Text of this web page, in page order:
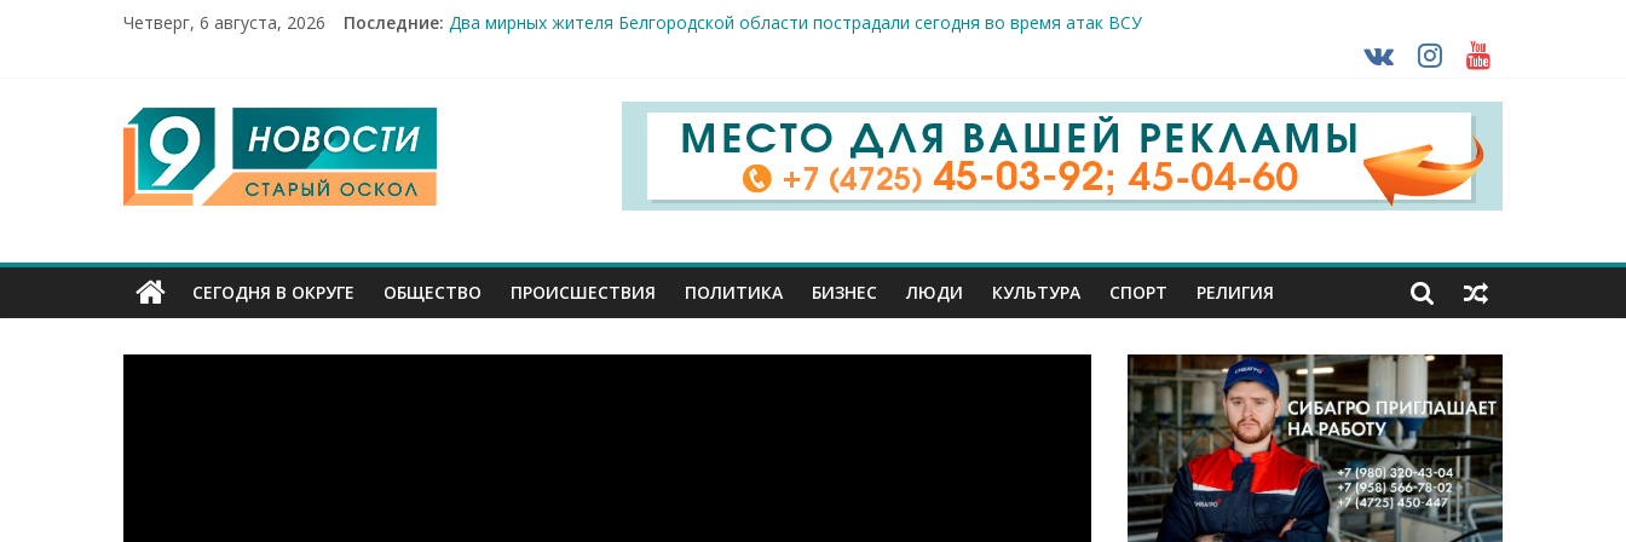
Четверг, 6 августа, 2026 Последние: Два мирных жителя Белгородской области пострадали сегодня во время атак ВСУ
100%-я раскрываемость особо тяжких преступлений: в Старооскольском отделе СК подвели итоги первого полугодия
Рейд по местам несанкционированной торговли: что и где можно продавать без штрафа?
«Купеческие салоны»: старооскольский краеведческий музей приглашает окунуться в прошлое
9
Канал
Старый
Оскол
СЕГОДНЯ В ОКРУГЕ ОБЩЕСТВО ПРОИСШЕСТВИЯ ПОЛИТИКА БИЗНЕС ЛЮДИ КУЛЬТУРА СПОРТ РЕЛИГИЯ